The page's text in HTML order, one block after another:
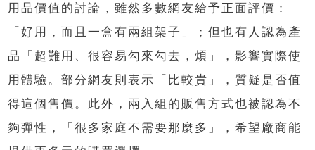
用品價值的討論，雖然多數網友給予正面評價：
「好用，而且一盒有兩組架子」；但也有人認為產
品「超難用、很容易勾來勾去，煩」，影響實際使
用體驗。部分網友則表示「比較貴」，質疑是否值
得這個售價。此外，兩入組的販售方式也被認為不
夠彈性，「很多家庭不需要那麼多」，希望廠商能